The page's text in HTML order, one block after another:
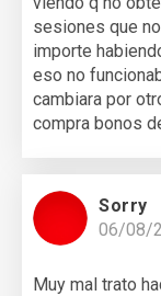
sesiones que
importe
eso no
cambiara por
compra bonos
Sorry
06/08/
Muy mal trato